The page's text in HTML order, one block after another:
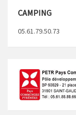
CAMPING
05.61.79.50.73